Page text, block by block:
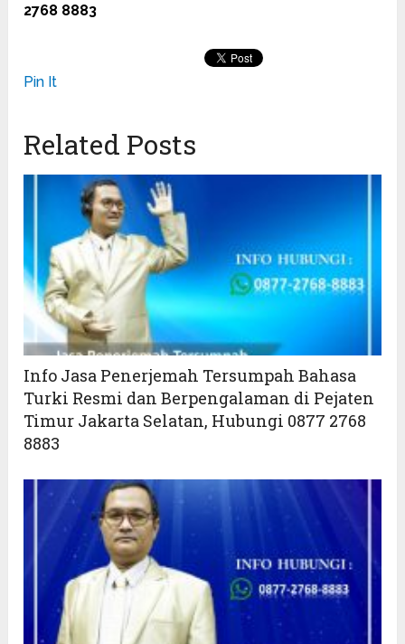
2768 8883
Pin It
Related Posts
Info Jasa Penerjemah Tersumpah Bahasa
Turki Resmi dan Berpengalaman di Pejaten
Timur Jakarta Selatan, Hubungi 0877 2768
8883